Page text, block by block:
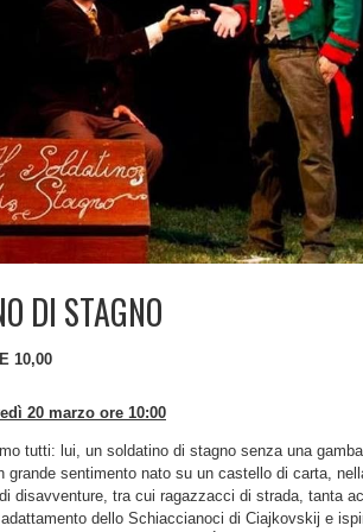
DI STAGNO
10,00
20 marzo ore 10:00
tutti: lui, un soldatino di stagno senza una
grande sentimento nato su un castello di carta,
disavventure, tra cui ragazzacci di strada, tanta
dello Schiaccianoci di Ciajkovskij e